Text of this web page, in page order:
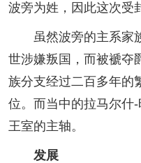
波旁为姓，因此这次受
虽然波旁的主系家族
世涉嫌叛国，而被褫夺
族分支经过二百多年的
位。而当中的拉马尔什
王室的主轴。
发展